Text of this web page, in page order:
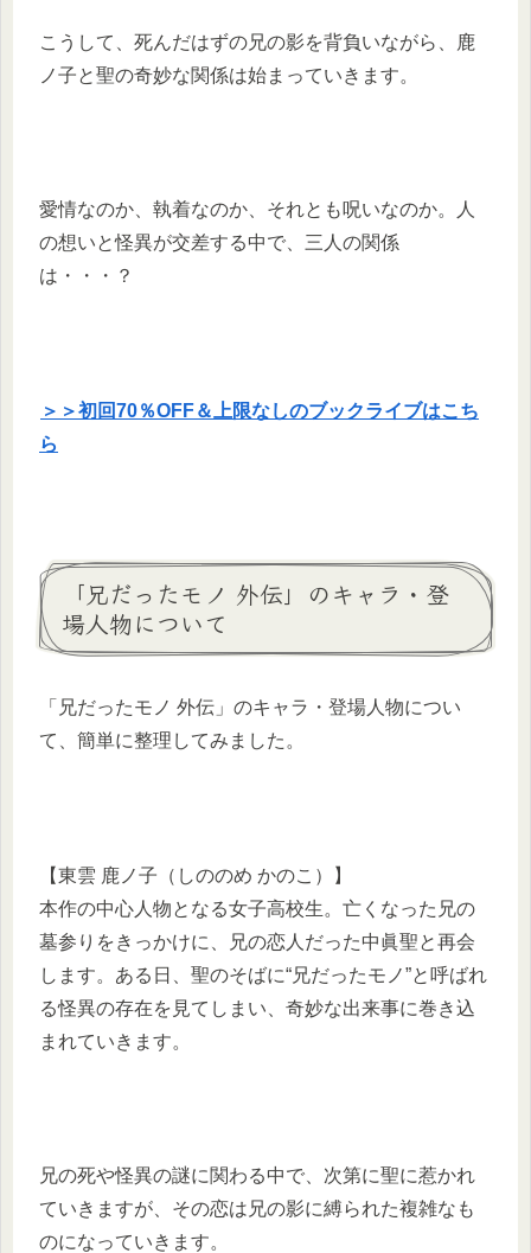
こうして、死んだはずの兄の影を背負いながら、鹿
ノ子と聖の奇妙な関係は始まっていきます。
愛情なのか、執着なのか、それとも呪いなのか。人
の想いと怪異が交差する中で、三人の関係
は・・・？
＞＞初回70％OFF＆上限なしのブックライブはこち
ら
「兄だったモノ 外伝」のキャラ・登
場人物について
「兄だったモノ 外伝」のキャラ・登場人物につい
て、簡単に整理してみました。
【東雲 鹿ノ子（しののめ かのこ）】
本作の中心人物となる女子高校生。亡くなった兄の
墓参りをきっかけに、兄の恋人だった中眞聖と再会
します。ある日、聖のそばに“兄だったモノ”と呼ばれ
る怪異の存在を見てしまい、奇妙な出来事に巻き込
まれていきます。
兄の死や怪異の謎に関わる中で、次第に聖に惹かれ
ていきますが、その恋は兄の影に縛られた複雑なも
のになっていきます。